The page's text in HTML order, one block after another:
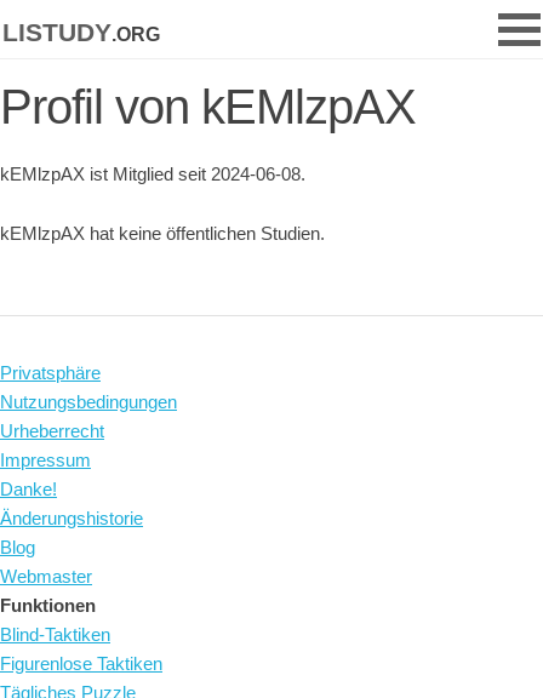
listudy.org
Profil von kEMlzpAX
kEMlzpAX ist Mitglied seit 2024-06-08.
kEMlzpAX hat keine öffentlichen Studien.
Privatsphäre
Nutzungsbedingungen
Urheberrecht
Impressum
Danke!
Änderungshistorie
Blog
Webmaster
Funktionen
Blind-Taktiken
Figurenlose Taktiken
Tägliches Puzzle